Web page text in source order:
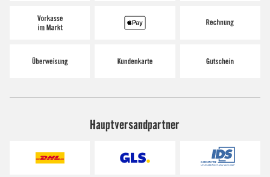
Hauptversandpartner